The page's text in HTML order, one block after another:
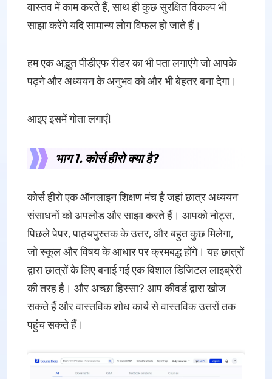
वास्तव में काम करते हैं, साथ ही कुछ सुरक्षित विकल्प भी
साझा करेंगे यदि सामान्य लोग विफल हो जाते हैं।
हम एक अद्भुत पीडीएफ रीडर का भी पता लगाएंगे जो आपके
पढ़ने और अध्ययन के अनुभव को और भी बेहतर बना देगा।
आइए इसमें गोता लगाएँ!
भाग 1. कोर्स हीरो क्या है?
कोर्स हीरो एक ऑनलाइन शिक्षण मंच है जहां छात्र अध्ययन
संसाधनों को अपलोड और साझा करते हैं। आपको नोट्स,
पिछले पेपर, पाठ्यपुस्तक के उत्तर, और बहुत कुछ मिलेगा,
जो स्कूल और विषय के आधार पर क्रमबद्ध होंगे। यह छात्रों
द्वारा छात्रों के लिए बनाई गई एक विशाल डिजिटल लाइब्रेरी
की तरह है। और अच्छा हिस्सा? आप कीवर्ड द्वारा खोज
सकते हैं और वास्तविक शोध कार्य से वास्तविक उत्तरों तक
पहुंच सकते हैं।